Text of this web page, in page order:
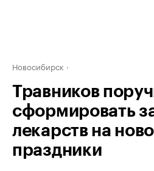
Новосибирск
Травников
сформировать
лекарств на
праздники